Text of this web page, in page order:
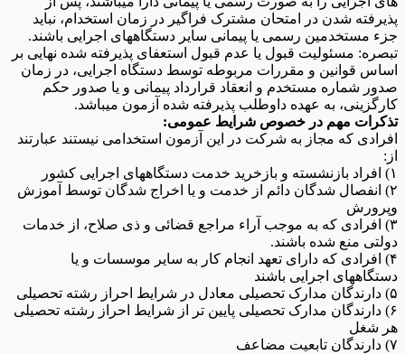
پذیرفته شدن در امتحان مشترک فراگیر در زمان استخدام، نباید
جزء مستخدمین رسمی یا پیمانی سایر دستگاههای اجرایی باشند.
تبصره: مسئولیت قبول یا عدم قبول استعفای پذیرفته شده نهایی بر
اساس قوانین و مقررات مربوطه توسط دستگاه اجرایی، در زمان
صدور شماره مستخدم و انعقاد قرارداد پیمانی و یا صدور حکم
کارگزینی، به عهده داوطلب پذیرفته شده آزمون میباشد.
تذکرات مهم در خصوص شرایط عمومی:
افرادی که مجاز به شرکت در این آزمون استخدامی نیستند عبارتند
از:
۱) افراد بازنشسته و بازخرید خدمت دستگاههای اجرایی کشور
۲) انفصال شدگان دائم از خدمت و یا اخراج شدگان توسط آموزش
وپرورش
۳) افرادی که به موجب آراء مراجع قضائی و ذی صلاح، از خدمات
دولتی منع شده باشند.
۴) افرادی که دارای تعهد انجام کار به سایر موسسات و یا
دستگاههای اجرایی باشند
۵) دارندگان مدارک تحصیلی معادل در شرایط احراز رشته تحصیلی
۶) دارندگان مدارک تحصیلی پایین تر از شرایط احراز رشته تحصیلی
هر شغل
۷) دارندگان تابعیت مضاعف